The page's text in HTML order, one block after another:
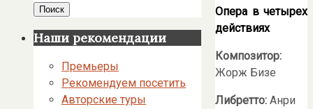
Опера в четырех
действиях
Композитор:
Жорж Бизе
Либретто: Анри
Поиск
Наши рекомендации
Премьеры
Рекомендуем посетить
Авторские туры